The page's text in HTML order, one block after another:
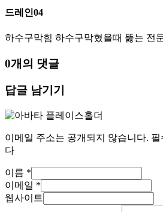
드레인04
하수구막힘 하수구막혔을때 뚫는 전
0개의 댓글
답글 남기기
이메일 주소는 공개되지 않습니다. 필
다
이름 *
이메일 *
웹사이트